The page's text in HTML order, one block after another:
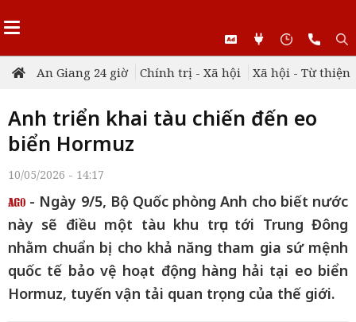
An Giang 24 giờ Chính trị - Xã hội Xã hội - Từ thiện
Anh triển khai tàu chiến đến eo
biển Hormuz
10/05/2026 - 14:17
- Ngày 9/5, Bộ Quốc phòng Anh cho biết nước
này sẽ điều một tàu khu trục tới Trung Đông
nhằm chuẩn bị cho khả năng tham gia sứ mệnh
quốc tế bảo vệ hoạt động hàng hải tại eo biển
Hormuz, tuyến vận tải quan trọng của thế giới.